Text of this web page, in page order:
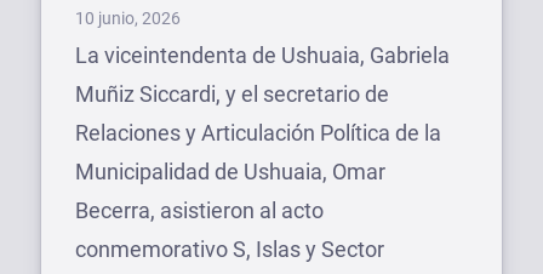
Publicado
el
10 junio, 2026
La viceintendenta de Ushuaia, Gabriela
Muñiz Siccardi, y el secretario de
Relaciones y Articulación Política de la
Municipalidad de Ushuaia, Omar
Becerra, asistieron al acto
conmemorativo S, Islas y Sector